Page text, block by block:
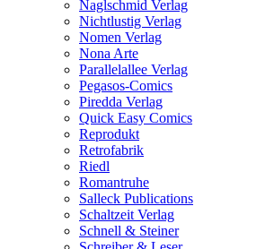
Naglschmid Verlag
Nichtlustig Verlag
Nomen Verlag
Nona Arte
Parallelallee Verlag
Pegasos-Comics
Piredda Verlag
Quick Easy Comics
Reprodukt
Retrofabrik
Riedl
Romantruhe
Salleck Publications
Schaltzeit Verlag
Schnell & Steiner